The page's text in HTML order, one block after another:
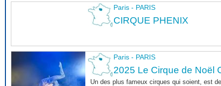
Paris - PARIS
CIRQUE PHENIX
Paris - PARIS
2025 Le Cirque de Noël
Un des plus fameux cirques qui soient, est